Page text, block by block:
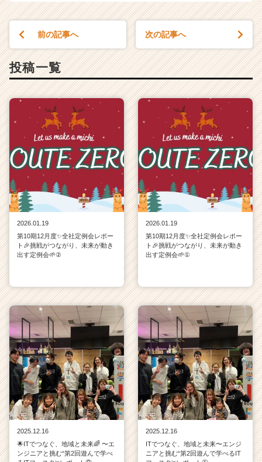
前の記事へ 次の記事へ
投稿一覧
2026.01.19
第10期12月度✨全社定例会レポー
ト🎉挑戦がつながり、未来が動き
出す定例会🌱②
2026.01.19
第10期12月度✨全社定例会レポー
ト🎉挑戦がつながり、未来が動き
出す定例会🌱①
2025.12.16
🌟ITでつなぐ、地域と未来🌈 〜エ
ンジニアと挑む“第2回遊んで学べ
2025.12.16
ITでつなぐ、地域と未来〜エンジ
ニアと挑む“第2回遊んで学べるIT